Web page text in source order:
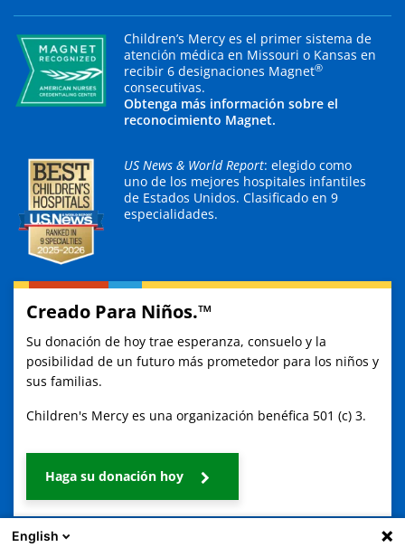
Children’s Mercy es el primer sistema de
atención médica en Missouri o Kansas en
recibir 6 designaciones Magnet®
consecutivas.
Obtenga más información sobre el
reconocimiento Magnet.
US News & World Report: elegido como
uno de los mejores hospitales infantiles
de Estados Unidos. Clasificado en 9
especialidades.
Creado Para Niños.™
Su donación de hoy trae esperanza, consuelo y la
posibilidad de un futuro más prometedor para los niños y
sus familias.
Children's Mercy es una organización benéfica 501 (c) 3.
Haga su donación hoy
English